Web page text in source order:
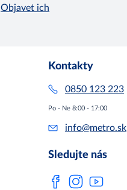
Objavet ich
Kontakty
0850 123 223
Po - Ne 8:00 - 17:00
info@metro.sk
Sledujte nás